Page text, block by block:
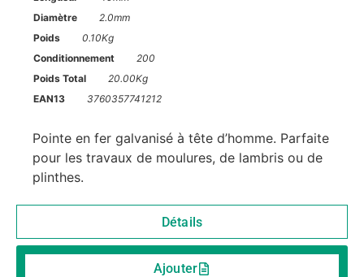
Diamètre
2.0mm
Poids
0.10Kg
Conditionnement
200
Poids Total
20.00Kg
EAN13
3760357741212
Pointe en fer galvanisé à tête d’homme. Parfaite
pour les travaux de moulures, de lambris ou de
plinthes.
Détails
Ajouter